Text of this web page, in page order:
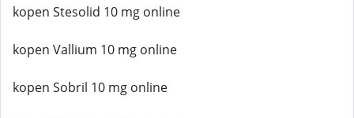
kopen Stesolid 10 mg online
kopen Vallium 10 mg online
kopen Sobril 10 mg online